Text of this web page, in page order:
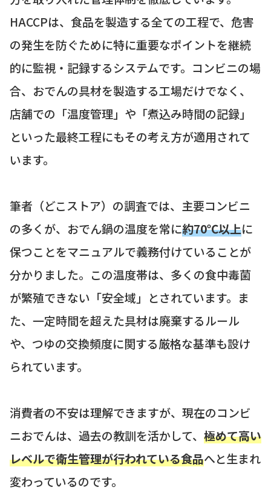
HACCPは、食品を製造する全ての工程で、危害
の発生を防ぐために特に重要なポイントを継続
的に監視・記録するシステムです。コンビニの場
合、おでんの具材を製造する工場だけでなく、
店舗での「温度管理」や「煮込み時間の記録」
といった最終工程にもその考え方が適用されて
います。
筆者（どこストア）の調査では、主要コンビニ
の多くが、おでん鍋の温度を常に約70℃以上に
保つことをマニュアルで義務付けていることが
分かりました。この温度帯は、多くの食中毒菌
が繁殖できない「安全域」とされています。ま
た、一定時間を超えた具材は廃棄するルール
や、つゆの交換頻度に関する厳格な基準も設け
られています。
消費者の不安は理解できますが、現在のコンビ
ニおでんは、過去の教訓を活かして、 極めて高い
レベルで衛生管理が行われている食品へと生まれ
変わっているのです。